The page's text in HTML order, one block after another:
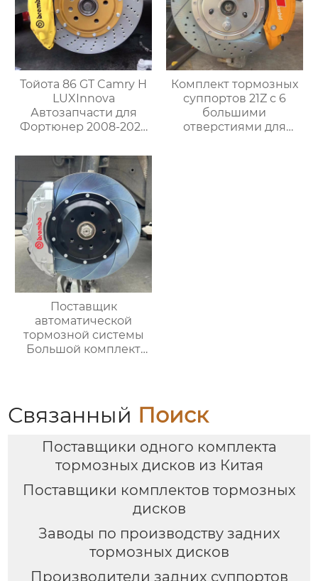
Тойота 86 GT Camry H
LUXInnova
Автозапчасти для
Фортюнер 2008-2023
тормозной суппорт
TSLF50 с 4POT и
комплектом роторных
дисков
Комплект тормозных
суппортов 21Z с 6
большими
отверстиями для
Поставщик
автоматической
тормозной системы
Большой комплект
суппортом для Toyota
Связанный Поиск
Поставщики одного комплекта
тормозных дисков из Китая
Поставщики комплектов тормозных
дисков
Заводы по производству задних
тормозных дисков
Производители задних суппортов